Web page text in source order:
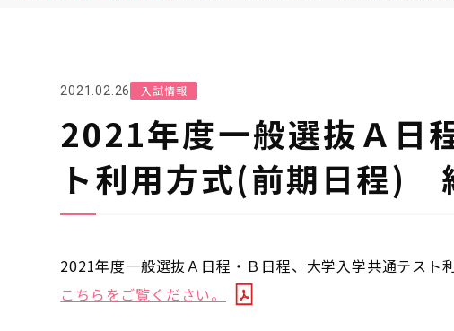
2021.02.26 入試情報
2021年度一般選抜Ａ日
ト利用方式(前期日程)
2021年度一般選抜Ａ日程・Ｂ日程、大学入学共通テスト
こちらをご覧ください。